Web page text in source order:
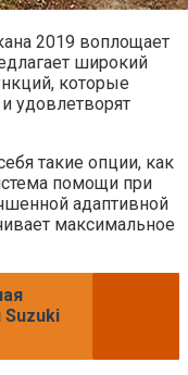
2019 воплощает
широкий
которые
удовлетворят
такие опции, как
помощи при
адаптивной
максимальное
Suzuki